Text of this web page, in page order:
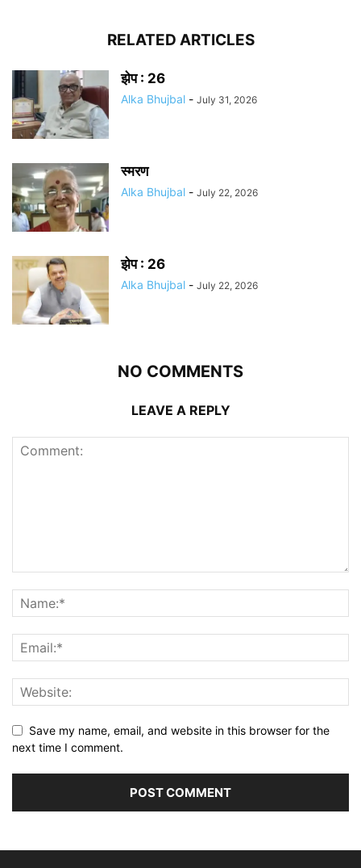
RELATED ARTICLES
झेप : 26
Alka Bhujbal - July 31, 2026
स्मरण
Alka Bhujbal - July 22, 2026
झेप : 26
Alka Bhujbal - July 22, 2026
NO COMMENTS
LEAVE A REPLY
Save my name, email, and website in this browser for the
next time I comment.